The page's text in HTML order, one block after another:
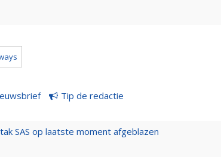
Tip de redactie
SAS op laatste moment afgeblazen